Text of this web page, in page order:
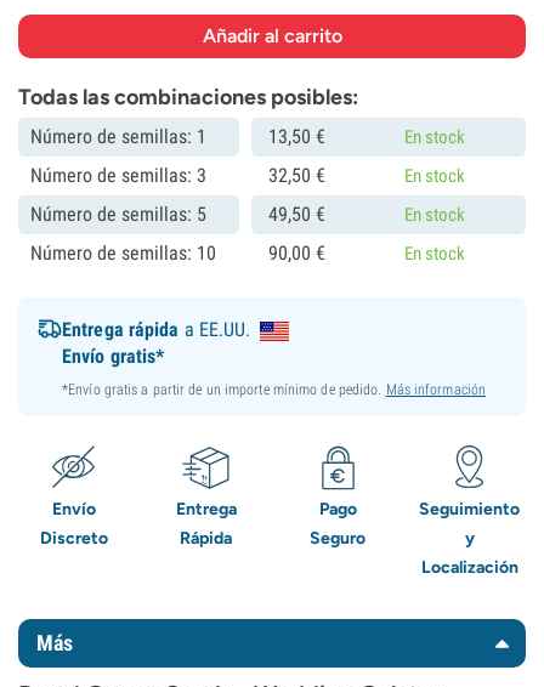
Todas las combinaciones posibles:
Número de semillas: 1 13,50 € En stock
Número de semillas: 3 32,50 € En stock
Número de semillas: 5 49,50 € En stock
Número de semillas: 10 90,00 € En stock
Entrega rápida a EE.UU.
Envío gratis*
*Envío gratis a partir de un importe mínimo de pedido. Más información
Envío
Discreto
Entrega
Rápida
Pago
Seguro
Seguimiento
y
Localización
Más